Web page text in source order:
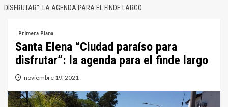
DISFRUTAR”: LA AGENDA PARA EL FINDE LARGO
Primera Plana
Santa Elena “Ciudad paraíso para
disfrutar”: la agenda para el finde largo
noviembre 19, 2021